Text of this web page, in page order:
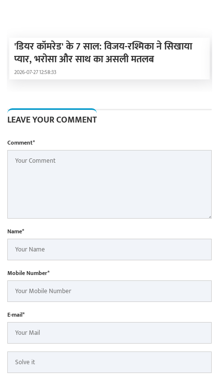
'डियर कॉमरेड' के 7 साल: विजय-रश्मिका ने सिखाया
प्यार, भरोसा और साथ का असली मतलब
2026-07-27 12:58:33
LEAVE YOUR COMMENT
Comment*
Name*
Mobile Number*
E-mail*